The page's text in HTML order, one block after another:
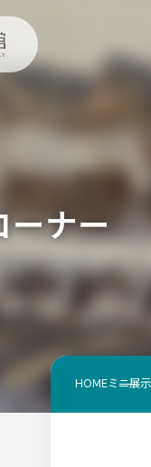
ーナー
HOMEミニ展